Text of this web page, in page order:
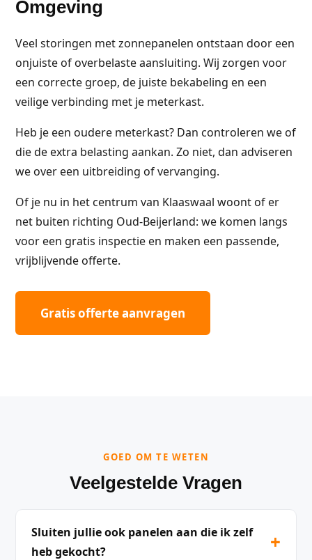
Omgeving
Veel storingen met zonnepanelen ontstaan door een
onjuiste of overbelaste aansluiting. Wij zorgen voor
een correcte groep, de juiste bekabeling en een
veilige verbinding met je meterkast.
Heb je een oudere meterkast? Dan controleren we of
die de extra belasting aankan. Zo niet, dan adviseren
we over een uitbreiding of vervanging.
Of je nu in het centrum van Klaaswaal woont of er
net buiten richting Oud-Beijerland: we komen langs
voor een gratis inspectie en maken een passende,
vrijblijvende offerte.
Gratis offerte aanvragen
GOED OM TE WETEN
Veelgestelde Vragen
Sluiten jullie ook panelen aan die ik zelf
heb gekocht?
+